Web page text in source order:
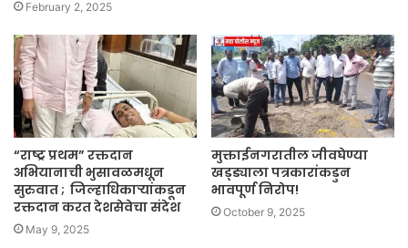
February 2, 2025
“राष्ट्र प्रथम” रक्तदान
अभियानाची भुसावळमधून
सुरुवात ; जिल्हाधिकाऱ्यांकडून
रक्तदान करत देशसेवेचा संदेश
May 9, 2025
मुक्ताईनगरातील जीवघेण्या
खड्ड्याला पत्रकारांकडुन
भावपूर्ण निरोप!
October 9, 2025